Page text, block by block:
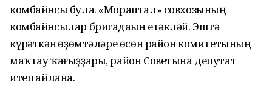
комбайнсы була. «Мораптал» совхозының
комбайнсылар бригадаһын етәкләй. Эштә
күрһәткән һөҙөмтәләре өсөн район комитетының
маҡтау ҡағыҙҙары, район Советына депутат
итеп һайлана.